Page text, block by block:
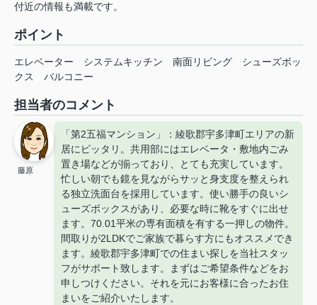
付近の情報も満載です。
ポイント
エレベーター システムキッチン 南面リビング
シューズボッ
クス
バルコニー
担当者のコメント
藤原
「第2五福マンション」：綾歌郡宇多津町エリアの新
居にピッタリ。共用部にはエレベータ・敷地内ごみ
置き場などが揃っており、とても充実しています。
忙しい朝でも鏡を見ながらサッと身支度を整えられ
る独立洗面台を採用しています。使い勝手の良いシ
ューズボックスがあり、必要な時に靴をすぐに出せ
ます。70.01平米の専有面積を有する一押しの物件。
間取りが2LDKでご家族で暮らす方にもオススメでき
ます。綾歌郡宇多津町での住まい探しを当社スタッ
フがサポート致します。まずはご希望条件などをお
申しつけください。それを元にお客様に合ったお住
まいをご紹介いたします。